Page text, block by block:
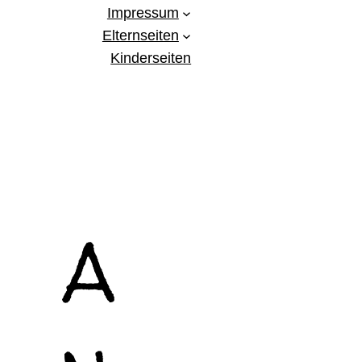
Impressum
Elternseiten
Kinderseiten
A